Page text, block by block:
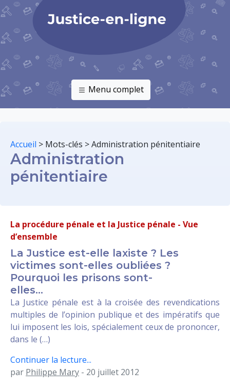
Menu complet
Accueil > Mots-clés >Administration pénitentiaire
Administration
pénitentiaire
La procédure pénale et la Justice pénale - Vue
d’ensemble
La Justice est-elle laxiste ? Les
victimes sont-elles oubliées ?
Pourquoi les prisons sont-
elles...
La Justice pénale est à la croisée des revendications
multiples de l’opinion publique et des impératifs que
lui imposent les lois, spécialement ceux de prononcer,
dans le (…)
Continuer la lecture...
par Philippe Mary - 20 juillet 2012